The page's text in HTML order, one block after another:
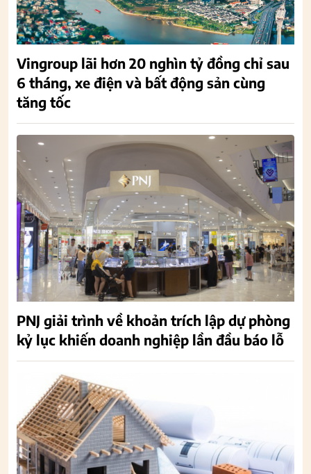
Vingroup lãi hơn 20 nghìn tỷ đồng chỉ sau
6 tháng, xe điện và bất động sản cùng
tăng tốc
PNJ giải trình về khoản trích lập dự phòng
kỷ lục khiến doanh nghiệp lần đầu báo lỗ